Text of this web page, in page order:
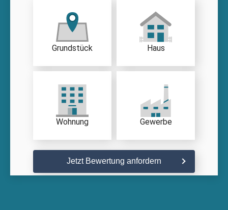
Grundstück Haus
Wohnung Gewerbe
Jetzt Bewertung anfordern